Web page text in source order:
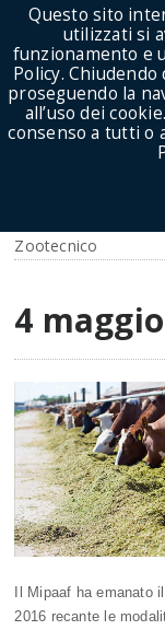
Zootecnico
4 maggio
Il Mipaaf ha emanato
2016 recante le
Questo sito
utilizzati si
funzionamento e
Policy.
proseguendo la
all’uso dei
consenso a tutti o